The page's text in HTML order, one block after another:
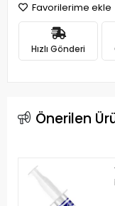
Favorilerime ekle
Hızlı Gönderi
Önerilen